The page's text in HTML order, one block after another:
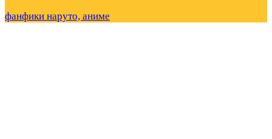
фанфики наруто, аниме